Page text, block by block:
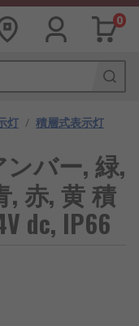
0
灯 / 積層式表示灯
バー, 緑,
, 赤, 黄 積
dc, IP66